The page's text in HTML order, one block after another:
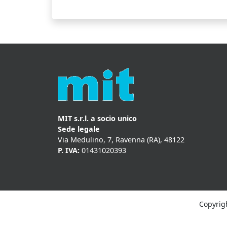
MIT s.r.l. a socio unico
Sede legale
Via Medulino, 7, Ravenna (RA), 48122
P. IVA: 01431020393